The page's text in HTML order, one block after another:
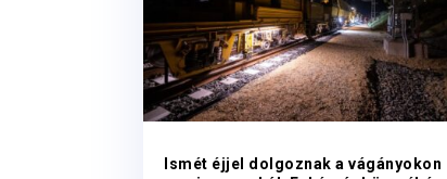
Ismét éjjel dolgoznak a vágányokon